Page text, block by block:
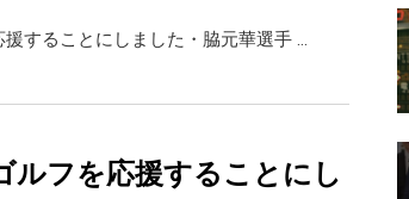
援することにしました・脇元華選手 …
ルフを応援することにし